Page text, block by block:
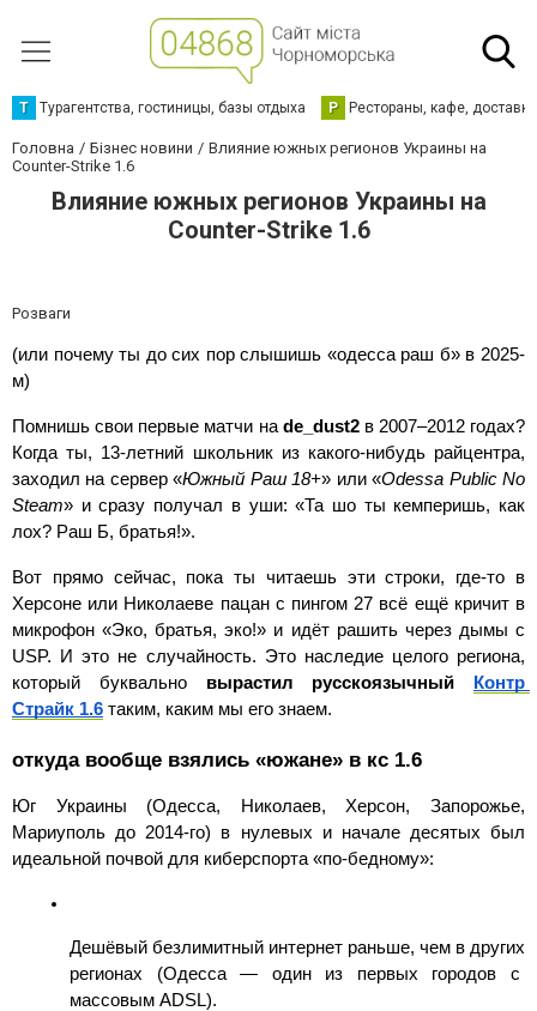
Т Турагентства, гостиницы, базы отдыха Р Рестораны, кафе,
Головна Бізнес новини
Влияние южных регионов Украины на
Counter-Strike 1.6
Влияние южных регионов Украины на
Counter-Strike 1.6
Розваги
(или почему ты до сих пор слышишь «одесса раш б» в 2025-
м)
Помнишь свои первые матчи на de_dust2 в 2007–2012 годах?
Когда ты, 13-летний школьник из какого-нибудь райцентра,
заходил на сервер «Южный Раш 18+» или «Odessa Public No
Steam» и сразу получал в уши: «Та шо ты кемперишь, как
лох? Раш Б, братья!».
Вот прямо сейчас, пока ты читаешь эти строки, где-то в
Херсоне или Николаеве пацан с пингом 27 всё ещё кричит в
микрофон «Эко, братья, эко!» и идёт рашить через дымы с
USP. И это не случайность. Это наследие целого региона,
который буквально вырастил русскоязычный
Контр
Страйк 1.6 таким, каким мы его знаем.
откуда вообще взялись «южане» в кс 1.6
Юг Украины (Одесса, Николаев, Херсон, Запорожье,
Мариуполь до 2014-го) в нулевых и начале десятых был
идеальной почвой для киберспорта «по-бедному»:
Дешёвый безлимитный интернет раньше, чем в других
регионах (Одесса — один из первых городов с
массовым ADSL).